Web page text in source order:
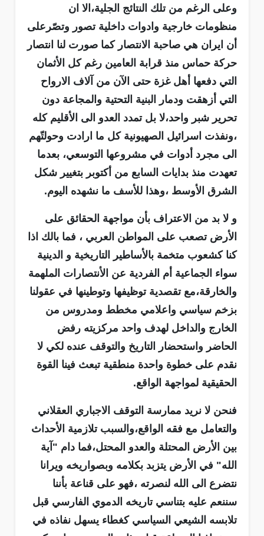
وعلى الرغم من تلك النتائج الجلية،الا ان
منظومات خارجية وادوات داخلية تصور وتصّرعلى
أن ايران هي صاحبة الانتصار كما صورت لنا انتصار
حركة حماس منذ قرابة العامين رغم كل الأثمان
التي دفعها أهل غزة حتى الآن من آلاف الارواح
التي أزهقت ودمار البنية التحتية والمجاعة دون
تحرير شبر واحد،لا بل تمدد العدو الى الأقليم كله
،ونفذت اسرائيل الصهيونية كل ما ارادت وحولتّهم
الى مجرد أدوات في مشروعها التوسعي، بعدما
تعهدت منذ بدايات السابع من أكتوبر بتغيير شكل
الشرق الأوسط ،وهذا للأسف ما نشهده اليوم.
و لا بد من الاعتراف بأن مواجهة الحقائق على
الأرض تصعب على المواطن العربي ، فما بالك اذا
كنا كشعوب متخمة بالأساطير التاريخية و الدينية
سواء الجماعية أم الفردية عن الأنتصارات الملهمة
والخارقة،مع تقصدية توظيفها وتوطينها في عقولنا
بزخم سياسي واعلامي مخطط ومدروس من
الخارج والداخل لهدف واحد مركزيته رفض
الحاضر واستحضار التاريخ والتوقف عنده لكي لا
نقدم على خطوة واحدة منطقية تبعث فينا القوة
الحقيقية لمواجهة الواقع.
فنحن لا نريد ممارسة التوقف الاجباري العقلاني
والتعامل مع فقه الواقع،والسبب تلازمية الأحداث
بين الأرض المحتلة والعدو المحتل،فما دام "آية
الله" في الأرض يتزبد بكلامه وبصواريخه ويرانا
نتضرع الى الله لنصرته ،فهو على قناعة بأننا
سننعم عليه بتناسي تاريخه الدموي الفارسي قبل
تلابسه الشيعي السياسي كغطاء يسهل نفاذه في